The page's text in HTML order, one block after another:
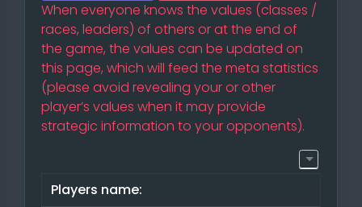
When everyone knows the values (classes /
races, leaders) of others or at the end of
the game, the values can be updated on
this page, which will feed the meta statistics
(please avoid revealing your or other
player’s values when it may provide
strategic information to your opponents).
Players name: